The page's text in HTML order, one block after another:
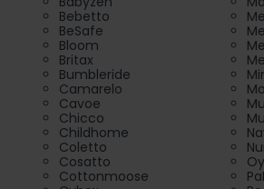
Bebetto
BeSafe
Bloom
Britax
Bumbleride
Camarelo
Cavoe
Chicco
Childhome
Coletto
Cosatto
Cottonmoose